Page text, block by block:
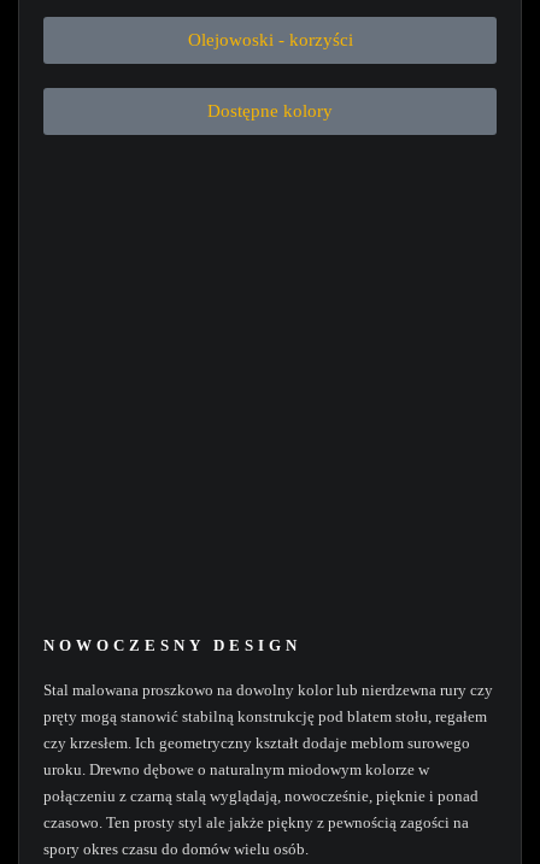
Olejowoski - korzyści
Dostępne kolory
NOWOCZESNY DESIGN
Stal malowana proszkowo na dowolny kolor lub nierdzewna rury czy
pręty mogą stanowić stabilną konstrukcję pod blatem stołu, regałem
czy krzesłem. Ich geometryczny kształt dodaje meblom surowego
uroku. Drewno dębowe o naturalnym miodowym kolorze w
połączeniu z czarną stalą wyglądają, nowocześnie, pięknie i ponad
czasowo. Ten prosty styl ale jakże piękny z pewnością zagości na
spory okres czasu do domów wielu osób.